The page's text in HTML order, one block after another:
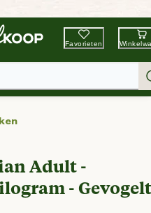
Tuin & Dier
Favorieten
Adult -
-